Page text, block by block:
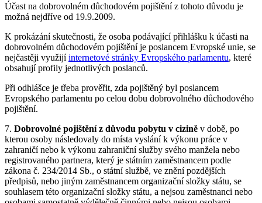
Účast na dobrovolném důchodovém pojištění z tohoto důvodu je
možná nejdříve od 19.9.2009.
K prokázání skutečnosti, že osoba podávající přihlášku k účasti na
dobrovolném důchodovém pojištění je poslancem Evropské unie, se
nejčastěji využijíinternetové stránky Evropského parlamentu, které
obsahují profily jednotlivých poslanců.
Při odhlášce je třeba prověřit, zda pojištěný byl poslancem
Evropského parlamentu po celou dobu dobrovolného důchodového
pojištění.
7. Dobrovolné pojištění z důvodu pobytu v cizině v době, po
kterou osoby následovaly do místa vyslání k výkonu práce v
zahraničí nebo k výkonu zahraniční služby svého manžela nebo
registrovaného partnera, který je státním zaměstnancem podle
zákona č. 234/2014 Sb., o státní službě, ve znění pozdějších
předpisů, nebo jiným zaměstnancem organizační složky státu, se
souhlasem této organizační složky státu, a nejsou zaměstnanci nebo